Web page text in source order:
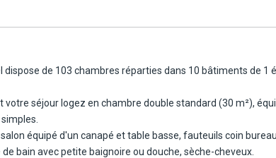
dispose de 103 chambres réparties dans 10 bâtiments de 1
votre séjour logez en chambre double standard (30 m²),
salon équipé d'un canapé et table basse, fauteuils coin bureau.
de bain avec petite baignoire ou douche, sèche-cheveux.